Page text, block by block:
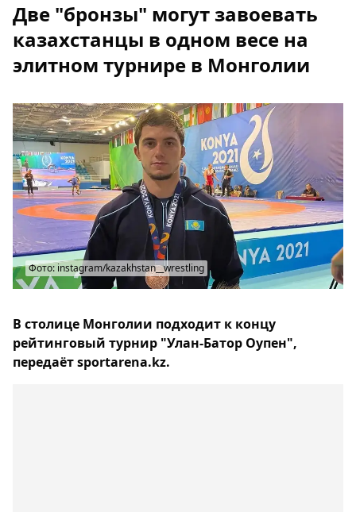
Две "бронзы" могут завоевать
казахстанцы в одном весе на
элитном турнире в Монголии
Фото: instagram/kazakhstan__wrestling
В столице Монголии подходит к концу
рейтинговый турнир "Улан-Батор Оупен",
передаёт sportarena.kz.